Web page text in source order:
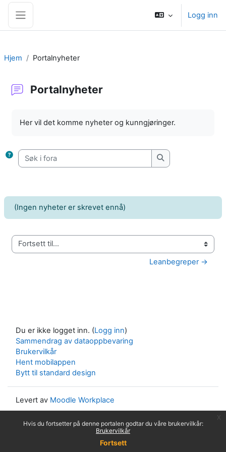
Gå til hovedinnhold
Hvis du fortsetter på denne portalen godtar du våre brukervilkår:
Brukervilkår
Fortsett
Sidepanel
Logg inn
Hjem Portalnyheter
Portalnyheter
Her vil det komme nyheter og kunngjøringer.
Søk i fora
Søk i fora
(Ingen nyheter er skrevet ennå)
Fortsett til...
Leanbegreper →
Du er ikke logget inn. (Logg inn)
Sammendrag av dataoppbevaring
Brukervilkår
Hent mobilappen
Bytt til standard design
Levert av Moodle Workplace